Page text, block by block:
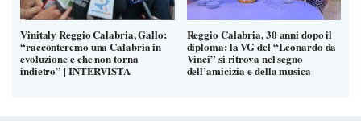
Vinitaly Reggio Calabria, Gallo:
“racconteremo una Calabria in
evoluzione e che non torna
indietro” | INTERVISTA
Reggio Calabria, 30 anni dopo il
diploma: la VG del “Leonardo da
Vinci” si ritrova nel segno
dell’amicizia e della musica